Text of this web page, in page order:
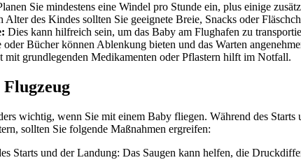
Sie mindestens eine Windel pro Stunde ein, plus einige
Alter des Kindes sollten Sie geeignete Breie, Snacks oder
Dies kann hilfreich sein, um das Baby am Flughafen zu
Bücher können Ablenkung bieten und das Warten
mit grundlegenden Medikamenten oder Pflastern hilft im Notfall.
wichtig, wenn Sie mit einem Baby fliegen. Während des
sollten Sie folgende Maßnahmen ergreifen:
Starts und der Landung: Das Saugen kann helfen, die